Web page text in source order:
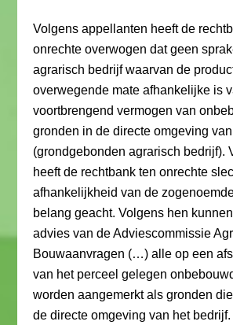
Volgens appellanten heeft de
onrechte overwogen dat geen
agrarisch bedrijf waarvan de
overwegende mate afhankelijke is
voortbrengend vermogen van
gronden in de directe omgeving
(grondgebonden agrarisch bedrijf).
heeft de rechtbank ten onrechte
afhankelijkheid van de
belang geacht. Volgens hen
advies van de Adviescommissie
Bouwaanvragen (…) alle op een
van het perceel gelegen
worden aangemerkt als gronden
de directe omgeving van het bedrijf.